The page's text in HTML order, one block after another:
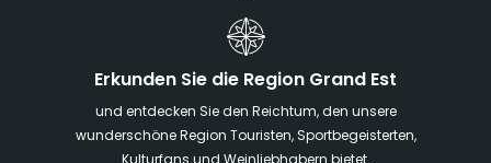
Erkunden Sie die Region Grand Est
und entdecken Sie den Reichtum, den unsere
wunderschöne Region Touristen, Sportbegeisterten,